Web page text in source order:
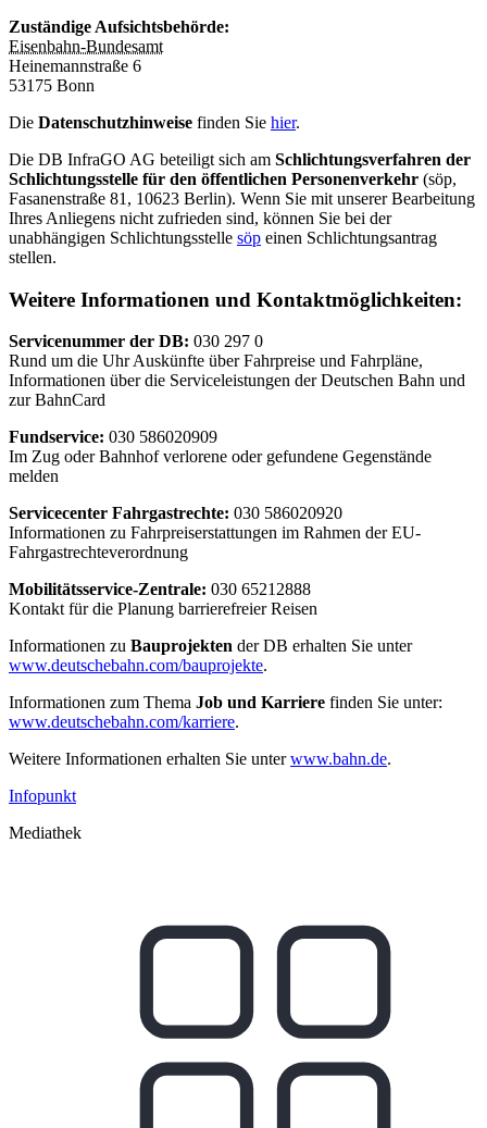
Zuständige Aufsichtsbehörde:
Eisenbahn-Bundesamt
Heinemannstraße 6
53175 Bonn
Die Datenschutzhinweise finden Sie hier.
Die DB InfraGO AG beteiligt sich am Schlichtungsverfahren der
Schlichtungsstelle für den öffentlichen Personenverkehr (söp,
Fasanenstraße 81, 10623 Berlin). Wenn Sie mit unserer Bearbeitung
Ihres Anliegens nicht zufrieden sind, können Sie bei der
unabhängigen Schlichtungsstelle söp einen Schlichtungsantrag
stellen.
Weitere Informationen und Kontaktmöglichkeiten:
Servicenummer der DB: 030 297 0
Rund um die Uhr Auskünfte über Fahrpreise und Fahrpläne,
Informationen über die Serviceleistungen der Deutschen Bahn und
zur BahnCard
Fundservice: 030 586020909
Im Zug oder Bahnhof verlorene oder gefundene Gegenstände
melden
Servicecenter Fahrgastrechte: 030 586020920
Informationen zu Fahrpreiserstattungen im Rahmen der EU-
Fahrgastrechteverordnung
Mobilitätsservice-Zentrale: 030 65212888
Kontakt für die Planung barrierefreier Reisen
Informationen zu Bauprojekten der DB erhalten Sie unter
www.deutschebahn.com/bauprojekte.
Informationen zum Thema Job und Karriere finden Sie unter:
www.deutschebahn.com/karriere.
Weitere Informationen erhalten Sie unterwww.bahn.de.
Infopunkt
Mediathek